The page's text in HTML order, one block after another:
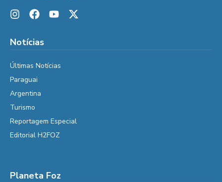
Notícias
Últimas Notícias
Paraguai
Argentina
Turismo
Reportagem Especial
Editorial H2FOZ
Planeta Foz